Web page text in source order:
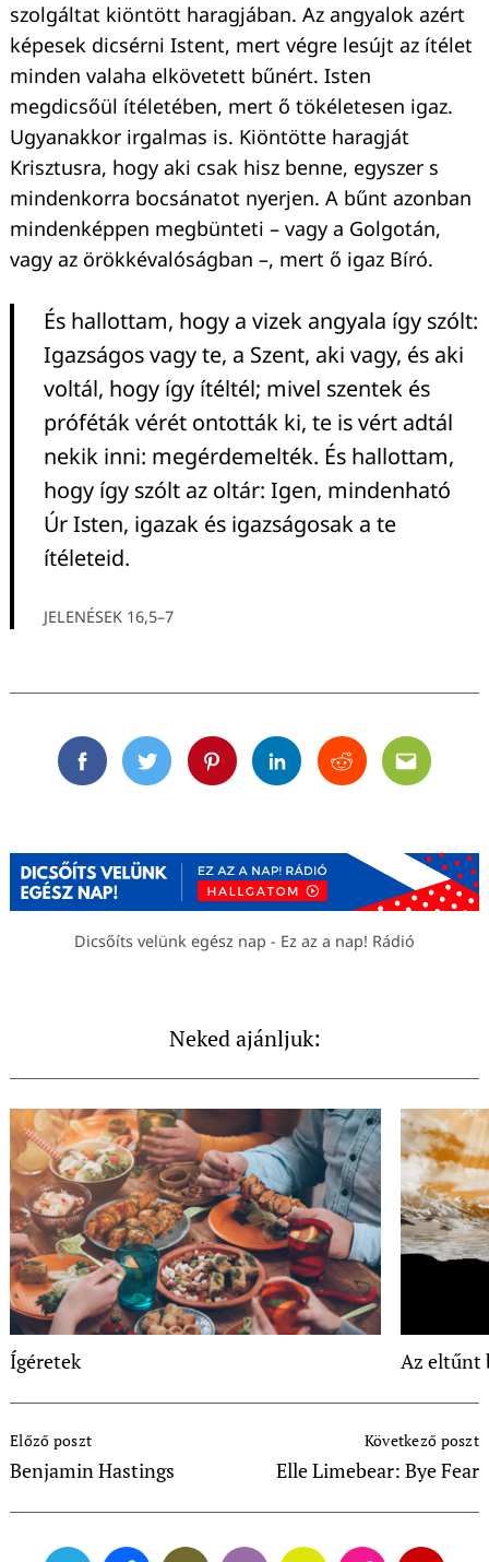
szolgáltat kiöntött haragjában. Az angyalok azért
képesek dicsérni Istent, mert végre lesújt az ítélet
minden valaha elkövetett bűnért. Isten
megdicsőül ítéletében, mert ő tökéletesen igaz.
Ugyanakkor irgalmas is. Kiöntötte haragját
Krisztusra, hogy aki csak hisz benne, egyszer s
mindenkorra bocsánatot nyerjen. A bűnt azonban
mindenképpen megbünteti – vagy a Golgotán,
vagy az örökkévalóságban –, mert ő igaz Bíró.
És hallottam, hogy a vizek angyala így szólt:
Igazságos vagy te, a Szent, aki vagy, és aki
voltál, hogy így ítéltél; mivel szentek és
próféták vérét ontották ki, te is vért adtál
nekik inni: megérdemelték. És hallottam,
hogy így szólt az oltár: Igen, mindenható
Úr Isten, igazak és igazságosak a te
ítéleteid.
JELENÉSEK 16,5–7
FacebookTwitterPinterestLinkedinRedditEmail
Dicsőíts velünk egész nap - Ez az a nap! Rádió
Neked ajánljuk:
Ígéretek Az eltűnt
Navigation
Előző poszt
Benjamin Hastings
Következő poszt
Elle Limebear: Bye Fear